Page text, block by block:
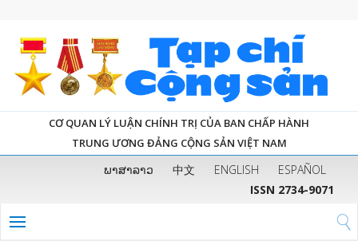
CƠ QUAN LÝ LUẬN CHÍNH TRỊ CỦA BAN CHẤP HÀNH
TRUNG ƯƠNG ĐẢNG CỘNG SẢN VIỆT NAM
ພາສາລາວ 中文 ENGLISH
ESPAÑOL
ISSN 2734-9071